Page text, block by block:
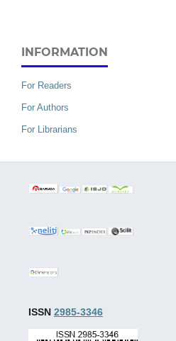
INFORMATION
For Readers
For Authors
For Librarians
ISSN 2985-3346